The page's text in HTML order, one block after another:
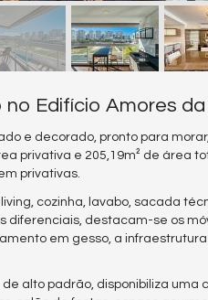
Edifício Amores
e decorado, pronto para
privativa e 205,19m² de área
privativas.
cozinha, lavabo, sacada
diferenciais, destacam-se os
em gesso, a
alto padrão, disponibiliza